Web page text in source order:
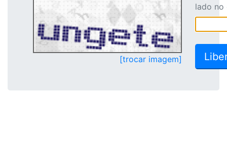
[trocar imagem]
lado no